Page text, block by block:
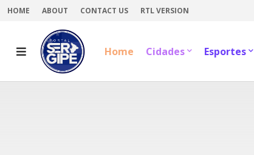
HOME ABOUT CONTACT US RTL VERSION
Home Cidades Esportes